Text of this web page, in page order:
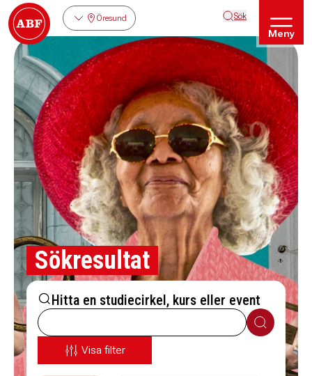
Öresund Sök
Meny
Sökresultat
Hitta en studiecirkel, kurs eller event
Sök
Visa filter